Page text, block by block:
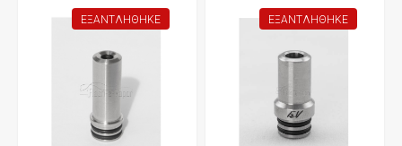
ΕΞΑΝΤΛΉΘΗΚΕ ΕΞΑΝΤΛΉΘΗΚΕ